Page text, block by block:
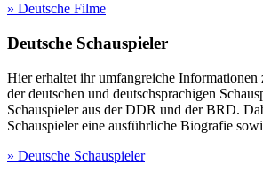
» Deutsche Filme
Deutsche Schauspieler
Hier erhaltet ihr umfangreiche Informationen
der deutschen und deutschsprachigen
Schauspieler aus der DDR und der BRD.
Schauspieler eine ausführliche Biografie
» Deutsche Schauspieler